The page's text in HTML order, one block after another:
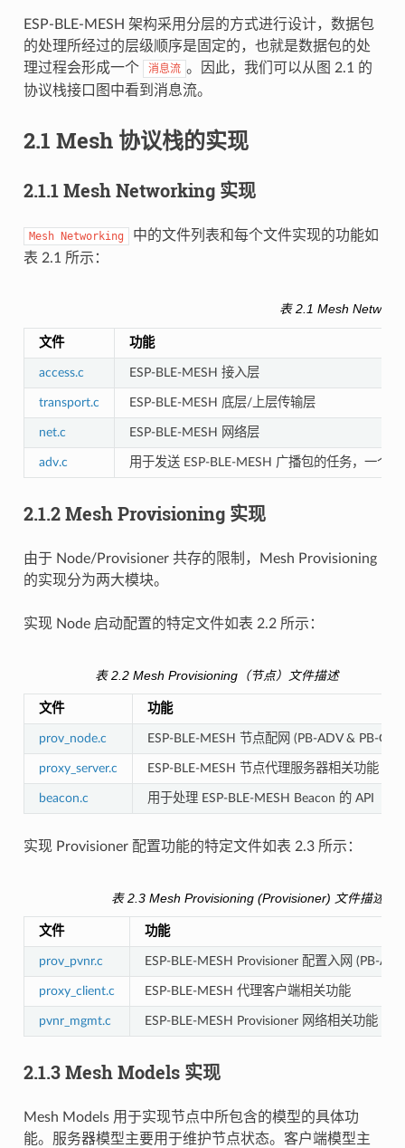
ESP-BLE-MESH 架构采用分层的方式进行设计，数据包
的处理所经过的层级顺序是固定的，也就是数据包的处
理过程会形成一个
消息流 。因此，我们可以从图 2.1 的
协议栈接口图中看到消息流。
2.1 Mesh 协议栈的实现
2.1.1 Mesh Networking 实现
Mesh Networking
中的文件列表和每个文件实现的功能如
表 2.1 所示：
表 2.1 Mesh
文件 功能
access.c ESP-BLE-MESH 接入层
transport.c ESP-BLE-MESH 底层/上层传输层
net.c ESP-BLE-MESH 网络层
adv.c 用于发送 ESP-BLE-MESH 广播包的任务，一个
2.1.2 Mesh Provisioning 实现
由于 Node/Provisioner 共存的限制，Mesh Provisioning
的实现分为两大模块。
实现 Node 启动配置的特定文件如表 2.2 所示：
表 2.2 Mesh Provisioning（节点）文件描述
文件 功能
prov_node.c ESP-BLE-MESH 节点配网 (PB-ADV & PB-
proxy_server.c ESP-BLE-MESH 节点代理服务器相关功能
beacon.c 用于处理 ESP-BLE-MESH Beacon 的 API
实现 Provisioner 配置功能的特定文件如表 2.3 所示：
表 2.3 Mesh Provisioning (Provisioner) 文件描述
文件 功能
prov_pvnr.c ESP-BLE-MESH Provisioner 配置入网 (PB-
proxy_client.c ESP-BLE-MESH 代理客户端相关功能
pvnr_mgmt.c ESP-BLE-MESH Provisioner 网络相关功能
2.1.3 Mesh Models 实现
Mesh Models 用于实现节点中所包含的模型的具体功
能。服务器模型主要用于维护节点状态。客户端模型主